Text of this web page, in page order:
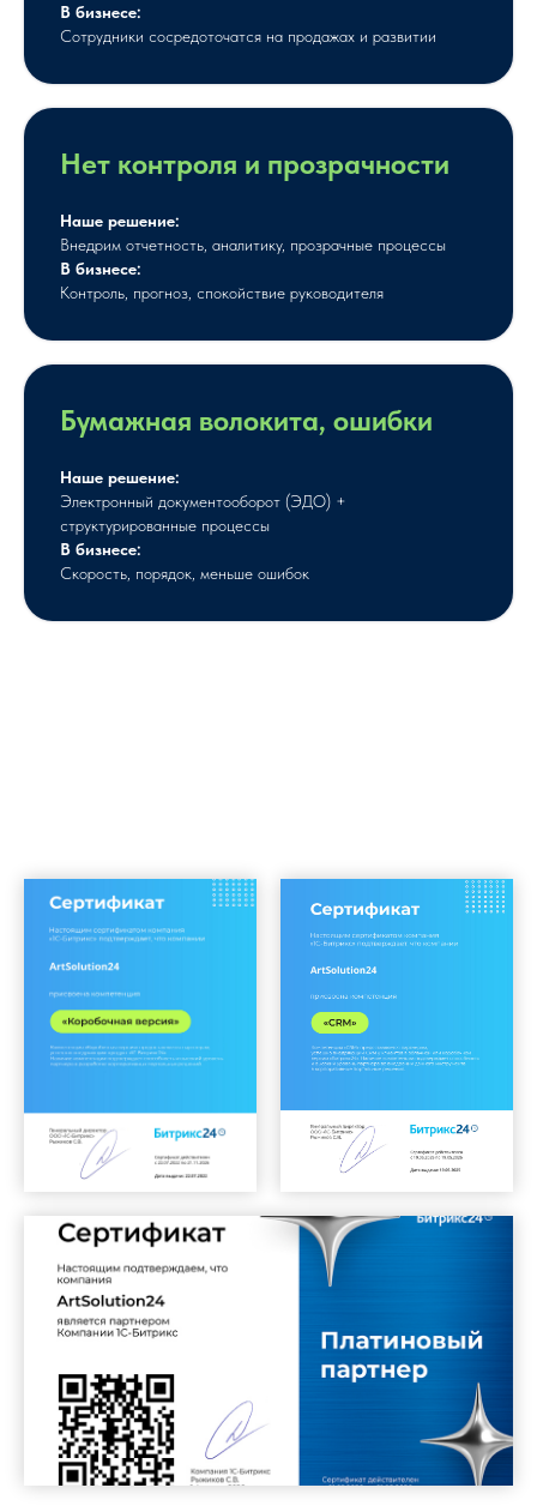
В бизнесе:
Сотрудники сосредоточатся на продажах и развитии
Нет контроля и прозрачности
Наше решение:
Внедрим отчетность, аналитику, прозрачные процессы
В бизнесе:
Контроль, прогноз, спокойствие руководителя
Бумажная волокита, ошибки
Наше решение:
Электронный документооборот (ЭДО) +
структурированные процессы
В бизнесе:
Скорость, порядок, меньше ошибок